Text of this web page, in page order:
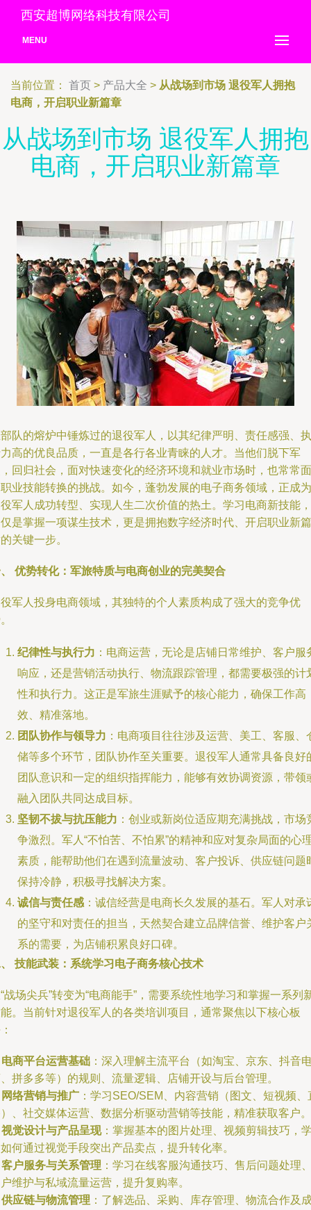
西安超博网络科技有限公司
MENU
当前位置： 首页 > 产品大全 > 从战场到市场 退役军人拥抱
电商，开启职业新篇章
从战场到市场 退役军人拥抱
电商，开启职业新篇章
队的熔炉中锤炼过的退役军人，以其纪律严明、责任感强、执
高的优良品质，一直是各行各业青睐的人才。当他们脱下军
回归社会，面对快速变化的经济环境和就业市场时，也常常面
业技能转换的挑战。如今，蓬勃发展的电子商务领域，正成为
军人成功转型、实现人生二次价值的热土。学习电商新技能，
是掌握一项谋生技术，更是拥抱数字经济时代、开启职业新篇
关键一步。
优势转化：军旅特质与电商创业的完美契合
军人投身电商领域，其独特的个人素质构成了强大的竞争优
纪律性与执行力 ：电商运营，无论是店铺日常维护、客户服
响应，还是营销活动执行、物流跟踪管理，都需要极强的计
性和执行力。这正是军旅生涯赋予的核心能力，确保工作高
效、精准落地。
团队协作与领导力 ：电商项目往往涉及运营、美工、客服、
储等多个环节，团队协作至关重要。退役军人通常具备良好
团队意识和一定的组织指挥能力，能够有效协调资源，带领
融入团队共同达成目标。
坚韧不拔与抗压能力 ：创业或新岗位适应期充满挑战，市场
争激烈。军人“不怕苦、不怕累”的精神和应对复杂局面的心
素质，能帮助他们在遇到流量波动、客户投诉、供应链问题
保持冷静，积极寻找解决方案。
诚信与责任感 ：诚信经营是电商长久发展的基石。军人对承
的坚守和对责任的担当，天然契合建立品牌信誉、维护客户
系的需要，为店铺积累良好口碑。
技能武装：系统学习电子商务核心技术
战场尖兵”转变为“电商能手”，需要系统性地学习和掌握一系列
。当前针对退役军人的各类培训项目，通常聚焦以下核心板
电商平台运营基础 ：深入理解主流平台（如淘宝、京东、抖音
拼多多等）的规则、流量逻辑、店铺开设与后台管理。
网络营销与推广 ：学习SEO/SEM、内容营销（图文、短视频、
、社交媒体运营、数据分析驱动营销等技能，精准获取客户。
视觉设计与产品呈现：掌握基本的图片处理、视频剪辑技巧，
何通过视觉手段突出产品卖点，提升转化率。
客户服务与关系管理 ：学习在线客服沟通技巧、售后问题处理
维护与私域流量运营，提升复购率。
供应链与物流管理 ：了解选品、采购、库存管理、物流合作及